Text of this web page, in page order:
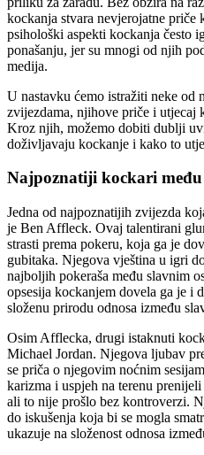
kockanja stvara nevjerojatne
psihološki aspekti kockanja često
ponašanju, jer su mnogi od njih
medija.
U nastavku ćemo istražiti neke od
zvijezdama, njihove priče i utjecaj
Kroz njih, možemo dobiti dublji
doživljavaju kockanje i kako to
Najpoznatiji kockari
Jedna od najpoznatijih zvijezda
je Ben Affleck. Ovaj talentirani
strasti prema pokeru, koja ga je
gubitaka. Njegova vještina u igri
najboljih pokeraša među slavnim
opsesija kockanjem dovela ga je i
složenu prirodu odnosa između
Osim Afflecka, drugi istaknuti
Michael Jordan. Njegova ljubav
se priča o njegovim noćnim
karizma i uspjeh na terenu
ali to nije prošlo bez kontroverzi.
do iskušenja koja bi se mogla
ukazuje na složenost odnosa